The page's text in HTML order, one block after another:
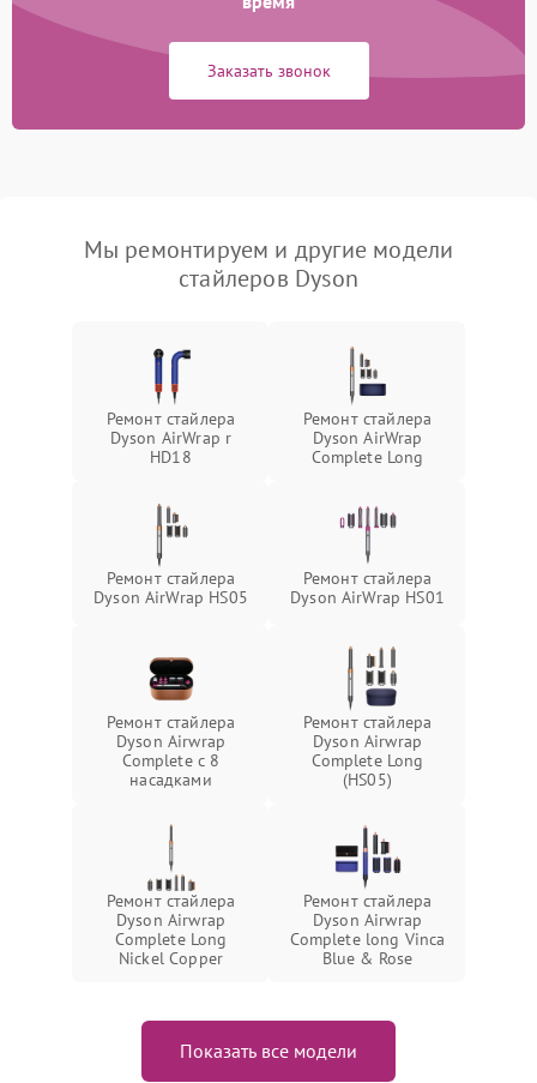
Заказать звонок
Мы ремонтируем и другие модели
стайлеров Dyson
Ремонт стайлера
Dyson AirWrap r
HD18
Ремонт стайлера
Dyson AirWrap
Complete Long
Ремонт стайлера
Dyson AirWrap HS05
Ремонт стайлера
Dyson AirWrap HS01
Ремонт стайлера
Dyson Airwrap
Complete с 8
насадками
Ремонт стайлера
Dyson Airwrap
Complete Long
(HS05)
Ремонт стайлера
Dyson Airwrap
Complete Long
Nickel Copper
Ремонт стайлера
Dyson Airwrap
Complete long Vinca
Blue & Rose
Показать все модели